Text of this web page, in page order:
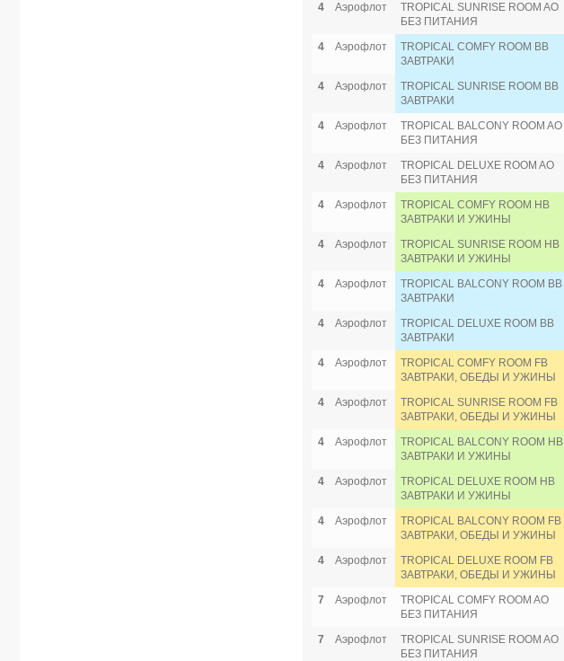
4 Аэрофлот
TROPICAL SUNRISE ROOM AO
БЕЗ ПИТАНИЯ
4 Аэрофлот
TROPICAL COMFY ROOM BB
ЗАВТРАКИ
4 Аэрофлот
TROPICAL SUNRISE ROOM BB
ЗАВТРАКИ
4 Аэрофлот
TROPICAL BALCONY ROOM AO
БЕЗ ПИТАНИЯ
4 Аэрофлот
TROPICAL DELUXE ROOM AO
БЕЗ ПИТАНИЯ
4 Аэрофлот
TROPICAL COMFY ROOM HB
ЗАВТРАКИ И УЖИНЫ
4 Аэрофлот
TROPICAL SUNRISE ROOM HB
ЗАВТРАКИ И УЖИНЫ
4 Аэрофлот
TROPICAL BALCONY ROOM BB
ЗАВТРАКИ
4 Аэрофлот
TROPICAL DELUXE ROOM BB
ЗАВТРАКИ
4 Аэрофлот
TROPICAL COMFY ROOM FB
ЗАВТРАКИ, ОБЕДЫ И УЖИНЫ
4 Аэрофлот
TROPICAL SUNRISE ROOM FB
ЗАВТРАКИ, ОБЕДЫ И УЖИНЫ
4 Аэрофлот
TROPICAL BALCONY ROOM HB
ЗАВТРАКИ И УЖИНЫ
4 Аэрофлот
TROPICAL DELUXE ROOM HB
ЗАВТРАКИ И УЖИНЫ
4 Аэрофлот
TROPICAL BALCONY ROOM FB
ЗАВТРАКИ, ОБЕДЫ И УЖИНЫ
4 Аэрофлот
TROPICAL DELUXE ROOM FB
ЗАВТРАКИ, ОБЕДЫ И УЖИНЫ
7 Аэрофлот
TROPICAL COMFY ROOM AO
БЕЗ ПИТАНИЯ
7 Аэрофлот
TROPICAL SUNRISE ROOM AO
БЕЗ ПИТАНИЯ